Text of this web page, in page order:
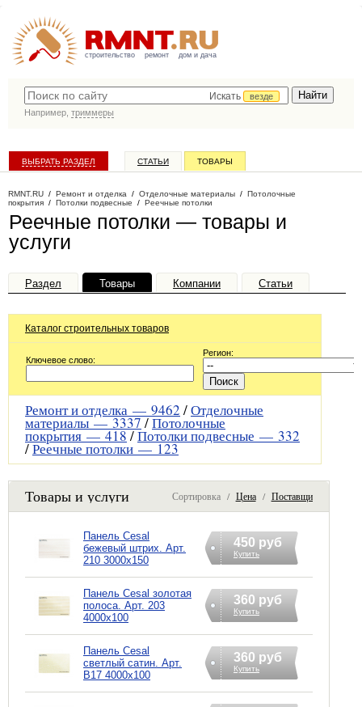
строительство ремонт дом и дача
Искать
везде
Например, триммеры
ВЫБРАТЬ РАЗДЕЛ СТАТЬИ ТОВАРЫ
RMNT.RU / Ремонт и отделка / Отделочные материалы / Потолочные
покрытия / Потолки подвесные / Реечные потолки
Реечные потолки — товары и
услуги
Раздел Товары Компании Статьи
Каталог строительных товаров
Ключевое слово:
Регион:
Ремонт и отделка — 9462 /Отделочные
материалы —3337/Потолочные
покрытия —418/Потолки подвесные — 332
/Реечные потолки —123
Товары и услуги Сортировка / Цена/ Поставщик
Панель Cesal
бежевый штрих. Арт.
210 3000х150
450 руб
Купить
Панель Cesal золотая
полоса. Арт. 203
4000х100
360 руб
Купить
Панель Cesal
светлый сатин. Арт.
В17 4000х100
360 руб
Купить